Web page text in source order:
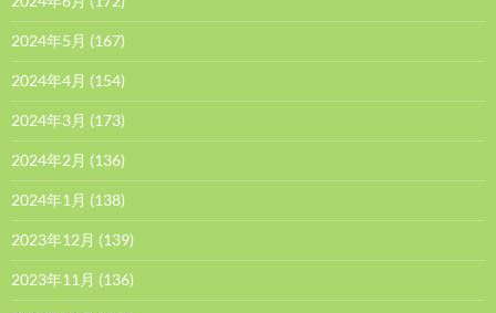
2024年5月 (167)
2024年4月 (154)
2024年3月 (173)
2024年2月 (136)
2024年1月 (138)
2023年12月 (139)
2023年11月 (136)